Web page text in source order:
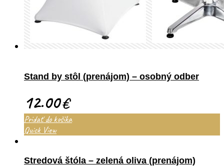
Stand by stôl (prenájom) – osobný odber
12.00€
Pridať do košíka
Quick View
Stredová štóla – zelená oliva (prenájom)